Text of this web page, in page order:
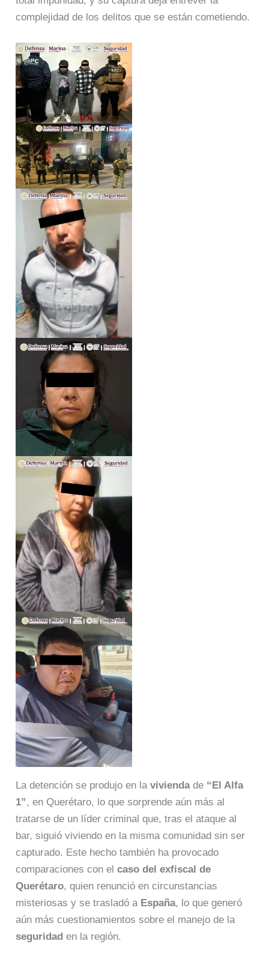
complejidad de los delitos que se están cometiendo.
La detención se produjo en laviviendade “El Alfa
1”, en Querétaro, lo que sorprende aún más al
tratarse de un líder criminal que, tras el ataque al
bar, siguió viviendo en la misma comunidad sin ser
capturado. Este hecho también ha provocado
comparaciones con elcaso del exfiscal de
Querétaro, quien renunció en circunstancias
misteriosas y se trasladó a España, lo que generó
aún más cuestionamientos sobre el manejo de la
seguridad en la región.